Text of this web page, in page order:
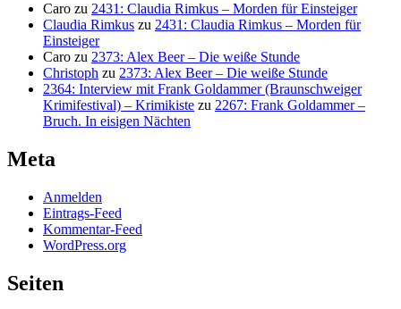
Caro zu 2431: Claudia Rimkus – Morden für Einsteiger
Claudia Rimkus zu 2431: Claudia Rimkus – Morden für
Einsteiger
Caro zu 2373: Alex Beer – Die weiße Stunde
Christoph zu 2373: Alex Beer – Die weiße Stunde
2364: Interview mit Frank Goldammer (Braunschweiger
Krimifestival) – Krimikiste zu 2267: Frank Goldammer –
Bruch. In eisigen Nächten
Meta
Anmelden
Eintrags-Feed
Kommentar-Feed
WordPress.org
Seiten